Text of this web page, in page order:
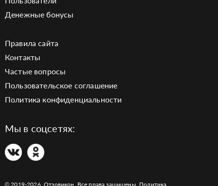
Денежные бонусы
Правила сайта
Контакты
Частые вопросы
Пользовательское соглашение
Политика конфиденциальности
Мы в соцсетях:
© 2019-2026. Отзовикон. Все права защищены. Политика